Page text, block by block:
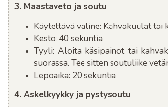
3. Maastaveto ja soutu
Käytettävä väline: Kahvakuulat tai
Kesto: 40 sekuntia
Tyyli: Aloita käsipainot tai
suorassa. Tee sitten soutuliike
Lepoaika: 20 sekuntia
4. Askelkyykky ja pystysoutu